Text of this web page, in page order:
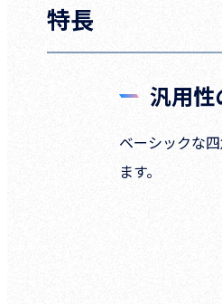
特長
汎用性
ベーシックな
ます。